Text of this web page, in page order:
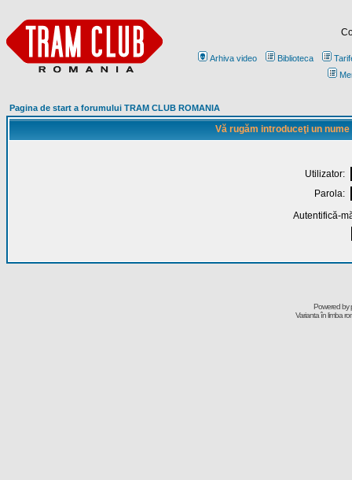
Arhiva video Biblioteca
Pagina de start a forumului TRAM CLUB ROMANIA
Vă rugăm introduceţi un
Utilizator:
Parola:
Autentifică-
Powered by
Varianta în limba